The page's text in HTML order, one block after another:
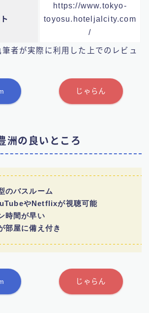
https://www.tokyo-
toyosu.hoteljalcity.com
/
者が実際に利用した上でのレビュ
じゃらん
洲の良いところ
のバスルーム
やNetflixが視聴可能
時間が早い
部屋に備え付き
じゃらん